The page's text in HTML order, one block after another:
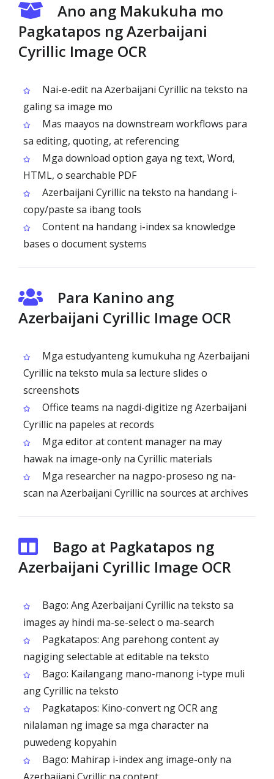
Ano ang Makukuha mo
Pagkatapos ng Azerbaijani
Cyrillic Image OCR
Nai-e-edit na Azerbaijani Cyrillic na teksto na
galing sa image mo
Mas maayos na downstream workflows para
sa editing, quoting, at referencing
Mga download option gaya ng text, Word,
HTML, o searchable PDF
Azerbaijani Cyrillic na teksto na handang i-
copy/paste sa ibang tools
Content na handang i-index sa knowledge
bases o document systems
Para Kanino ang
Azerbaijani Cyrillic Image OCR
Mga estudyanteng kumukuha ng Azerbaijani
Cyrillic na teksto mula sa lecture slides o
screenshots
Office teams na nagdi-digitize ng Azerbaijani
Cyrillic na papeles at records
Mga editor at content manager na may
hawak na image-only na Cyrillic materials
Mga researcher na nagpo-proseso ng na-
scan na Azerbaijani Cyrillic na sources at archives
Bago at Pagkatapos ng
Azerbaijani Cyrillic Image OCR
Bago: Ang Azerbaijani Cyrillic na teksto sa
images ay hindi ma-se-select o ma-search
Pagkatapos: Ang parehong content ay
nagiging selectable at editable na teksto
Bago: Kailangang mano-manong i-type muli
ang Cyrillic na teksto
Pagkatapos: Kino-convert ng OCR ang
nilalaman ng image sa mga character na
puwedeng kopyahin
Bago: Mahirap i-index ang image-only na